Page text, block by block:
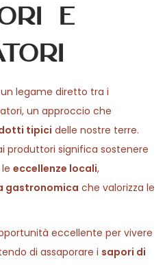
e
legame diretto tra i
un approccio che
tipici delle nostre terre.
produttori significa sostenere
eccellenze locali,
gastronomica che valorizza le
eccellente per vivere
di assaporare i sapori di